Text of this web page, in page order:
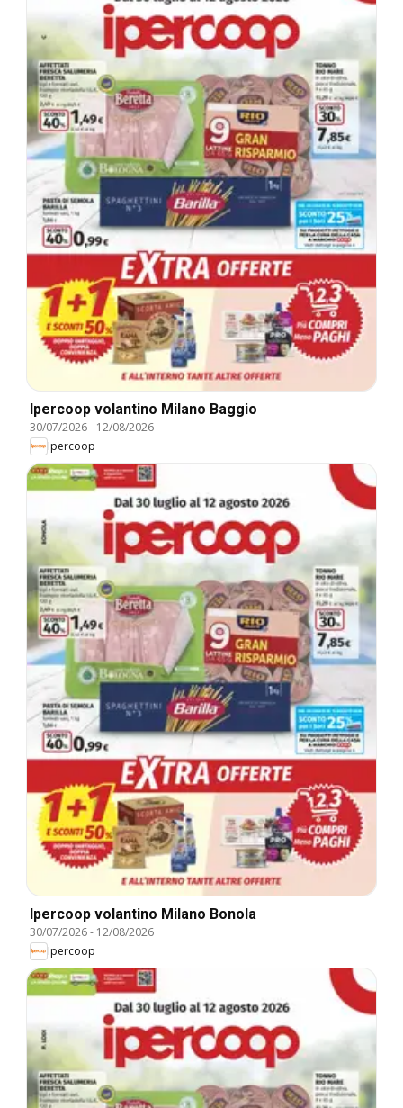
Ipercoop volantino Milano Baggio
30/07/2026- 12/08/2026
Ipercoop
Ipercoop volantino Milano Bonola
30/07/2026- 12/08/2026
Ipercoop